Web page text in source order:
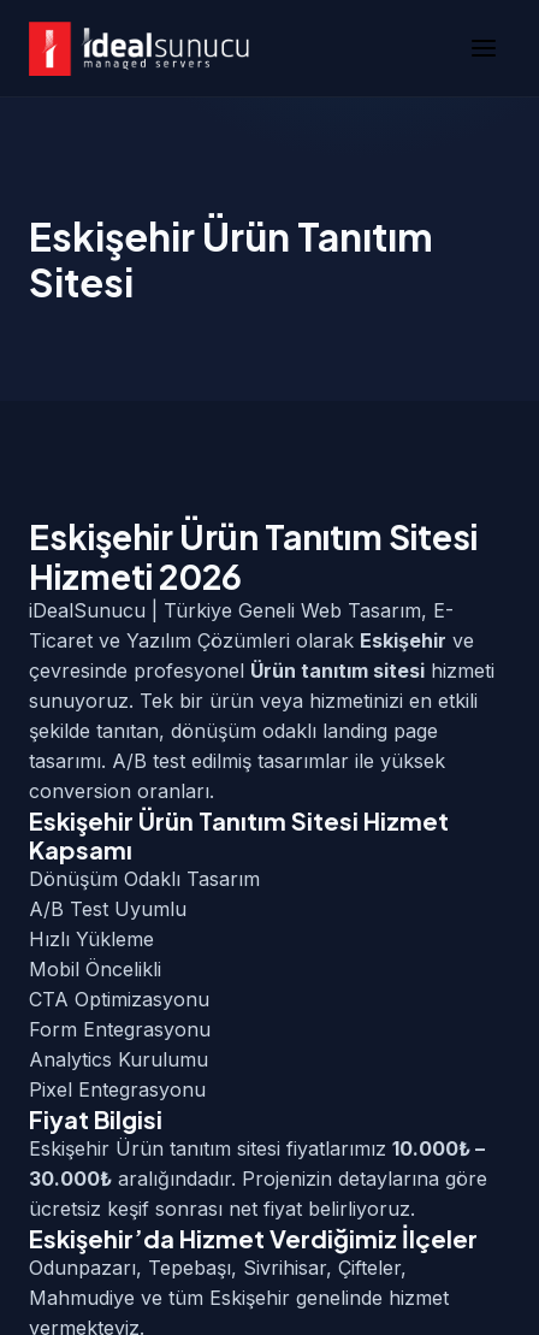
Eskişehir Ürün Tanıtım
Sitesi
Eskişehir Ürün Tanıtım Sitesi
Hizmeti 2026
iDealSunucu | Türkiye Geneli Web Tasarım, E-
Ticaret ve Yazılım Çözümleri olarak Eskişehir ve
çevresinde profesyonel Ürün tanıtım sitesi hizmeti
sunuyoruz. Tek bir ürün veya hizmetinizi en etkili
şekilde tanıtan, dönüşüm odaklı landing page
tasarımı. A/B test edilmiş tasarımlar ile yüksek
conversion oranları.
Eskişehir Ürün Tanıtım Sitesi Hizmet
Kapsamı
Dönüşüm Odaklı Tasarım
A/B Test Uyumlu
Hızlı Yükleme
Mobil Öncelikli
CTA Optimizasyonu
Form Entegrasyonu
Analytics Kurulumu
Pixel Entegrasyonu
Fiyat Bilgisi
Eskişehir Ürün tanıtım sitesi fiyatlarımız 10.000₺ –
30.000₺ aralığındadır. Projenizin detaylarına göre
ücretsiz keşif sonrası net fiyat belirliyoruz.
Eskişehir’da Hizmet Verdiğimiz İlçeler
Odunpazarı, Tepebaşı, Sivrihisar, Çifteler,
Mahmudiye ve tüm Eskişehir genelinde hizmet
vermekteyiz.